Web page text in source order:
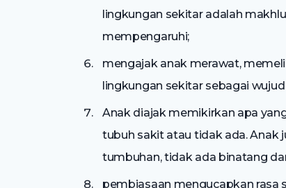
lingkungan sekitar adalah
mempengaruhi;
mengajak anak merawat,
lingkungan sekitar sebagai
Anak diajak memikirkan apa
tubuh sakit atau tidak ada. Anak
tumbuhan, tidak ada binatang
pembiasaan mengucapkan rasa